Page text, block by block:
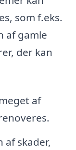
som f.eks.
af gamle
der kan
af
af skader,